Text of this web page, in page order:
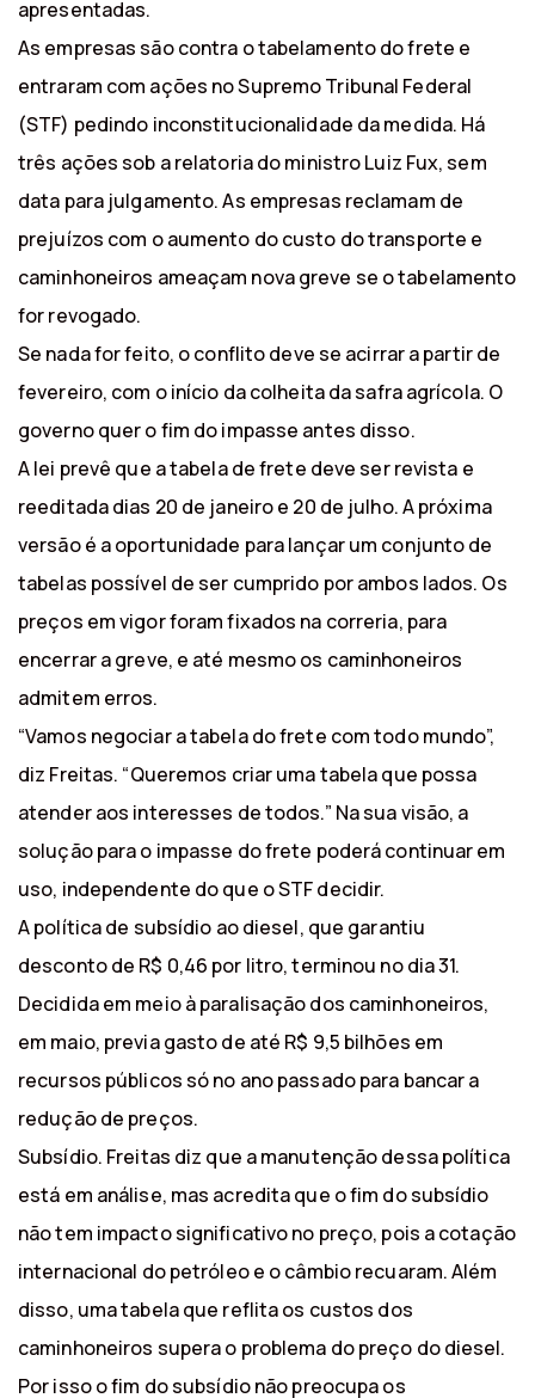
apresentadas.
As empresas são contra o tabelamento do frete e
entraram com ações no Supremo Tribunal Federal
(STF) pedindo inconstitucionalidade da medida. Há
três ações sob a relatoria do ministro Luiz Fux, sem
data para julgamento. As empresas reclamam de
prejuízos com o aumento do custo do transporte e
caminhoneiros ameaçam nova greve se o tabelamento
for revogado.
Se nada for feito, o conflito deve se acirrar a partir de
fevereiro, com o início da colheita da safra agrícola. O
governo quer o fim do impasse antes disso.
A lei prevê que a tabela de frete deve ser revista e
reeditada dias 20 de janeiro e 20 de julho. A próxima
versão é a oportunidade para lançar um conjunto de
tabelas possível de ser cumprido por ambos lados. Os
preços em vigor foram fixados na correria, para
encerrar a greve, e até mesmo os caminhoneiros
admitem erros.
“Vamos negociar a tabela do frete com todo mundo”,
diz Freitas. “Queremos criar uma tabela que possa
atender aos interesses de todos.” Na sua visão, a
solução para o impasse do frete poderá continuar em
uso, independente do que o STF decidir.
A política de subsídio ao diesel, que garantiu
desconto de R$ 0,46 por litro, terminou no dia 31.
Decidida em meio à paralisação dos caminhoneiros,
em maio, previa gasto de até R$ 9,5 bilhões em
recursos públicos só no ano passado para bancar a
redução de preços.
Subsídio. Freitas diz que a manutenção dessa política
está em análise, mas acredita que o fim do subsídio
não tem impacto significativo no preço, pois a cotação
internacional do petróleo e o câmbio recuaram. Além
disso, uma tabela que reflita os custos dos
caminhoneiros supera o problema do preço do diesel.
Por isso o fim do subsídio não preocupa os